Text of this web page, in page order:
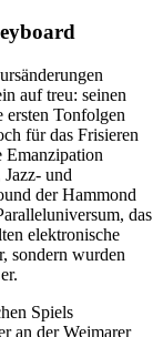
auf treu: seinen
Tonfolgen
für das Frisieren
Emanzipation
und
der Hammond
das
elektronische
sondern wurden
Spiels
an der Weimarer